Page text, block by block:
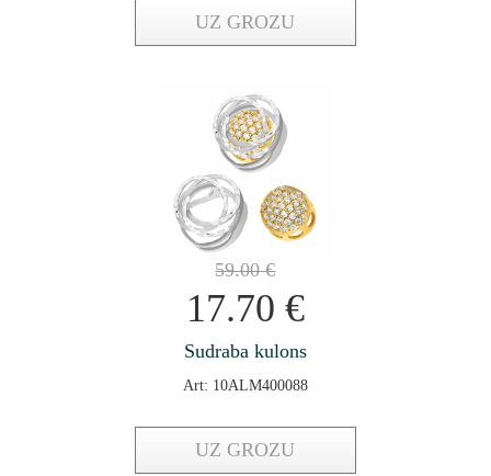
UZ GROZU
59.00€
17.70 €
Sudraba kulons
Art: 10ALM400088
UZ GROZU